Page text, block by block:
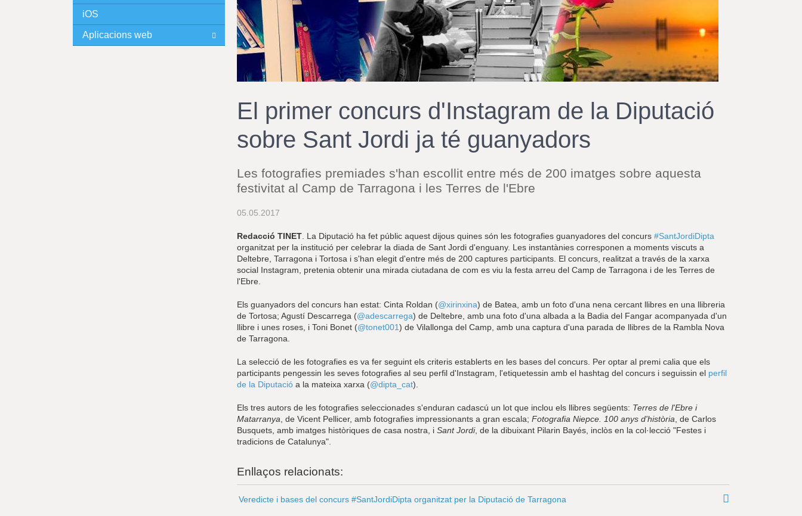
a
u
l
e
c
l
u
I
N
El primer concurs d'Instagram de la Diputació
sobre Sant Jordi ja té guanyadors
Les fotografies premiades s'han escollit entre més de 200 imatges sobre aquesta
festivitat al Camp de Tarragona i les Terres de l'Ebre
05.05.2017
Redacció TINET . La Diputació ha fet públic aquest dijous quines són les fotografies guanyadores del concurs #SantJordiDipta
organitzat per la institució per celebrar la diada de Sant Jordi d'enguany. Les instantànies corresponen a moments viscuts a
Deltebre, Tarragona i Tortosa i s'han elegit d'entre més de 200 captures participants. El concurs, realitzat a través de la xarxa
social Instagram, pretenia obtenir una mirada ciutadana de com es viu la festa arreu del Camp de Tarragona i de les Terres de
l'Ebre.
Els guanyadors del concurs han estat: Cinta Roldan (@xirinxina) de Batea, amb un foto d'una nena cercant llibres en una llibreria
de Tortosa; Agustí Descarrega (@adescarrega) de Deltebre, amb una foto d'una albada a la Badia del Fangar acompanyada d'un
llibre i unes roses, i Toni Bonet (@tonet001) de Vilallonga del Camp, amb una captura d'una parada de llibres de la Rambla Nova
de Tarragona.
La selecció de les fotografies es va fer seguint els criteris establerts en les bases del concurs. Per optar al premi calia que els
participants pengessin les seves fotografies al seu perfil d'Instagram, l'etiquetessin amb el hashtag del concurs i seguissin el perfil
de la Diputació a la mateixa xarxa (@dipta_cat).
Els tres autors de les fotografies seleccionades s'enduran cadascú un lot que inclou els llibres següents: Terres de l'Ebre i
Matarranya , de Vicent Pellicer, amb fotografies impressionants a gran escala; Fotografia Niepce. 100 anys d'història , de Carlos
Busquets, amb imatges històriques de casa nostra, i Sant Jordi, de la dibuixant Pilarin Bayés, inclòs en la col·lecció "Festes i
tradicions de Catalunya".
Enllaços relacionats:
Veredicte i bases del concurs #SantJordiDipta organitzat per la Diputació de Tarragona
iOS
Aplicacions web